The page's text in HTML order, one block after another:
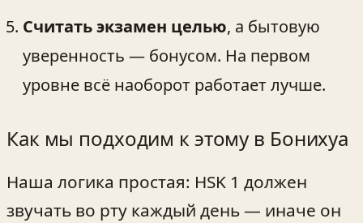
Считать экзамен целью, а бытовую
уверенность — бонусом. На первом
уровне всё наоборот работает лучше.
Как мы подходим к этому в Бонихуа
Наша логика простая: HSK 1 должен
звучать во рту каждый день — иначе он